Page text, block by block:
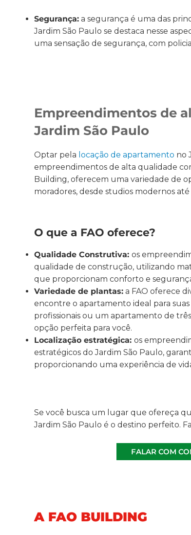
Segurança: a segurança é uma das
Jardim São Paulo se destaca nesse
uma sensação de segurança, com
Empreendimentos de
Jardim São Paulo
Optar pela locação de apartamento no
empreendimentos de alta qualidade
Building, oferecem uma variedade de
moradores, desde studios modernos
O que a FAO oferece?
Qualidade Construtiva: os
qualidade de construção, utilizando
que proporcionam conforto e
Variedade de plantas: a FAO oferece
encontre o apartamento ideal para
profissionais ou um apartamento de
opção perfeita para você.
Localização estratégica: os
estratégicos do Jardim São Paulo,
proporcionando uma experiência de
Se você busca um lugar que ofereça
Jardim São Paulo é o destino perfeito.
FALAR COM
A FAO BUILDING